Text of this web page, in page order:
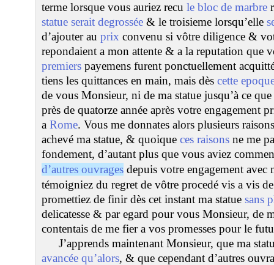
terme lorsque vous auriez recu le bloc de marbre
statue serait degrossée & le troisieme lorsqu’elle
d’ajouter au prix convenu si vôtre diligence &
repondaient a mon attente & a la reputation que
premiers payemens furent ponctuellement
tiens les quittances en main, mais dès cette
de vous Monsieur, ni de ma statue jusqu’à ce
près de quatorze année après votre engagement
a Rome. Vous me donnates alors plusieurs
achevé ma statue, & quoique ces raisons ne me
fondement, d’autant plus que vous aviez
d’autres ouvrages depuis votre engagement
témoigniez du regret de vôtre procedé vis a vis
promettiez de finir dès cet instant ma statue sans
delicatesse & par egard pour vous Monsieur, de
contentais de me fier a vos promesses pour le
J’apprends maintenant Monsieur, que ma
avancée qu’alors, & que cependant d’autres